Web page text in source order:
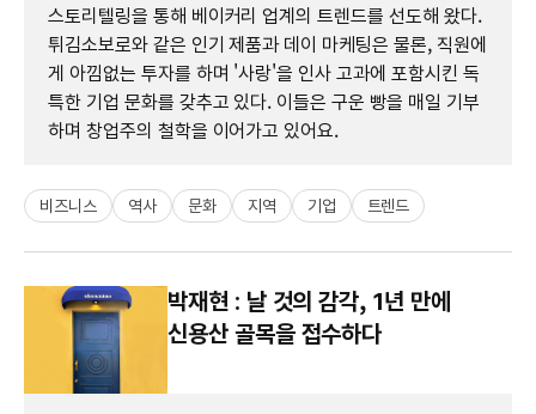
스토리텔링을 통해 베이커리 업계의 트렌드를 선도해 왔다.
튀김소보로와 같은 인기 제품과 데이 마케팅은 물론, 직원에
게 아낌없는 투자를 하며 '사랑'을 인사 고과에 포함시킨 독
특한 기업 문화를 갖추고 있다. 이들은 구운 빵을 매일 기부
하며 창업주의 철학을 이어가고 있어요.
비즈니스 역사 문화 지역 기업 트렌드
박재현 : 날 것의 감각, 1년 만에
신용산 골목을 접수하다